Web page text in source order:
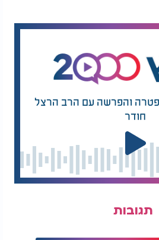
נשרטה - עטפו אותה בצמות
- וגם דרך מצוינת למחזר.
שונים, צבעו אותן, הוסיפו נר
מגדלור גינה יפהפה שמאיר
בבית
השריה בכוס מים, ושתילה
- והתוצאה: שיח טרופי שיפתיע
והפרשה עם הרב הרצל
חודר
תגובות